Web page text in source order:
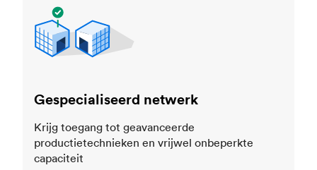
Gespecialiseerd netwerk
Krijg toegang tot geavanceerde
productietechnieken en vrijwel onbeperkte
capaciteit